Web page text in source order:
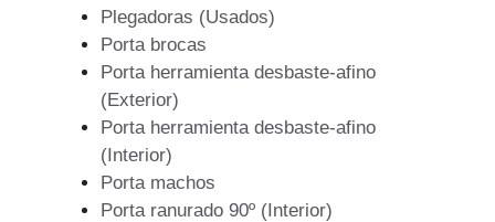
Plegadoras (Usados)
Porta brocas
Porta herramienta desbaste-afino
(Exterior)
Porta herramienta desbaste-afino
(Interior)
Porta machos
Porta ranurado 90º (Interior)